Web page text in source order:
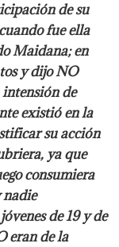
de su
fue ella
Maidana; en
y dijo NO
de
existió en la
su acción
ya que
consumiera
nadie
de 19 y de
eran de la